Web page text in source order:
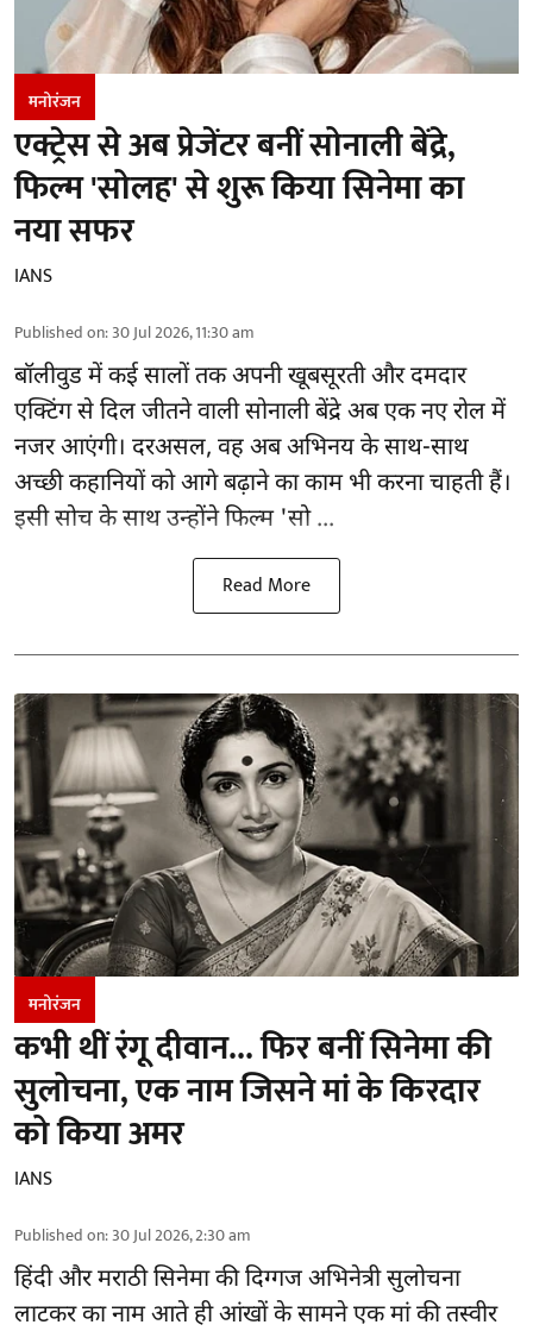
मनोरंजन
एक्ट्रेस से अब प्रेजेंटर बनीं सोनाली बेंद्रे,
फिल्म 'सोलह' से शुरू किया सिनेमा का
नया सफर
IANS
Published on:30 Jul 2026, 11:30 am
बॉलीवुडमें कई सालों तक अपनी खूबसूरती और दमदार
एक्टिंग से दिल जीतने वाली सोनाली बेंद्रे अब एक नए रोल में
नजर आएंगी। दरअसल, वह अब अभिनय के साथ-साथ
अच्छी कहानियों को आगे बढ़ाने का काम भी करना चाहती हैं।
इसी सोच के साथ उन्होंने फिल्म 'सो ...
Read More
मनोरंजन
कभी थीं रंगू दीवान... फिर बनीं सिनेमा की
सुलोचना, एक नाम जिसने मां के किरदार
को किया अमर
IANS
Published on:30 Jul 2026, 2:30 am
हिंदी और मराठी सिनेमा की दिग्गज अभिनेत्री सुलोचना
लाटकर का नाम आते ही आंखों के सामने एक मां की तस्वीर